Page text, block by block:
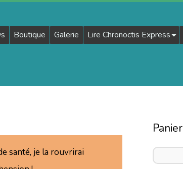
Boutique Galerie Lire Chronoctis Express
santé, je la rouvrirai
Panier